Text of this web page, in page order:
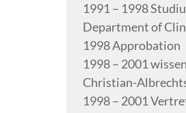
1991 – 1998
Department of
1998 Approbation
1998 – 2001
Christian-
1998 – 2001